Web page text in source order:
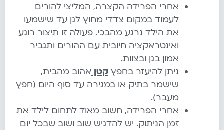
אחרי הפרידה הקצרה, המליצי להורים
לעמוד במקום צדדי מחוץ לגן עד שישמעו
את הילד נרגע מהבכי. פעולה זו תיצור רוגע
ואינטראקציה חיובית עם ההורים ותגביר
אמון בגן ובצוות.
ניתן להיעזר בחפץ קטן אהוב מהבית,
שישמר בתיק או במגירה עד סוף היום (חפץ
מעבר).
אחרי הפרידה, חשוב מאוד לתחום לילד את
זמן הניתוק. יש להדגיש שוב ושוב שבכל יום